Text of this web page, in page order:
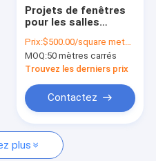
Projets de fenêtres
pour les salles
Prix:$500.00/square meters 50-499 square meters
MOQ:50 mètres carrés
Trouvez les derniers prix
Contactez
plus